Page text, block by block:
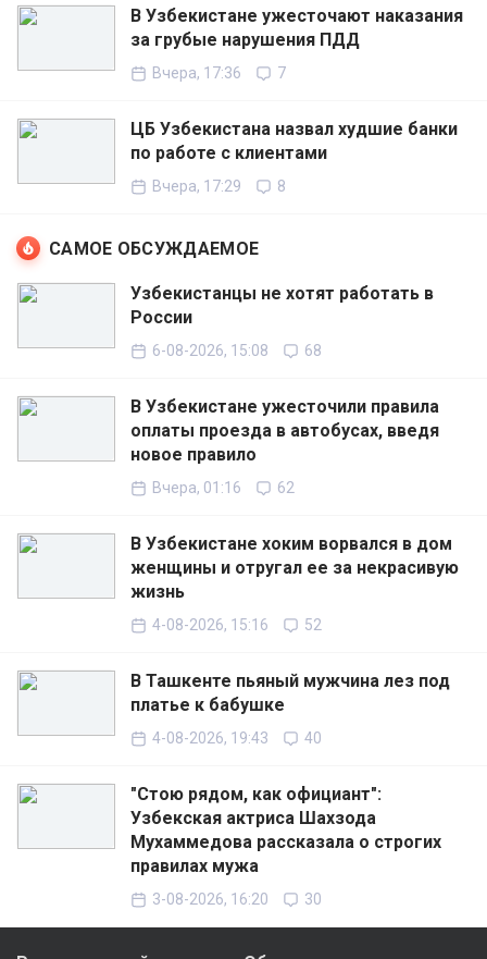
В Узбекистане ужесточают наказания
за грубые нарушения ПДД
Вчера, 17:36 7
ЦБ Узбекистана назвал худшие банки
по работе с клиентами
Вчера, 17:29 8
САМОЕ ОБСУЖДАЕМОЕ
Узбекистанцы не хотят работать в
России
6-08-2026, 15:08 68
В Узбекистане ужесточили правила
оплаты проезда в автобусах, введя
новое правило
Вчера, 01:16 62
В Узбекистане хоким ворвался в дом
женщины и отругал ее за некрасивую
жизнь
4-08-2026, 15:16 52
В Ташкенте пьяный мужчина лез под
платье к бабушке
4-08-2026, 19:43 40
"Стою рядом, как официант":
Узбекская актриса Шахзода
Мухаммедова рассказала о строгих
правилах мужа
3-08-2026, 16:20 30